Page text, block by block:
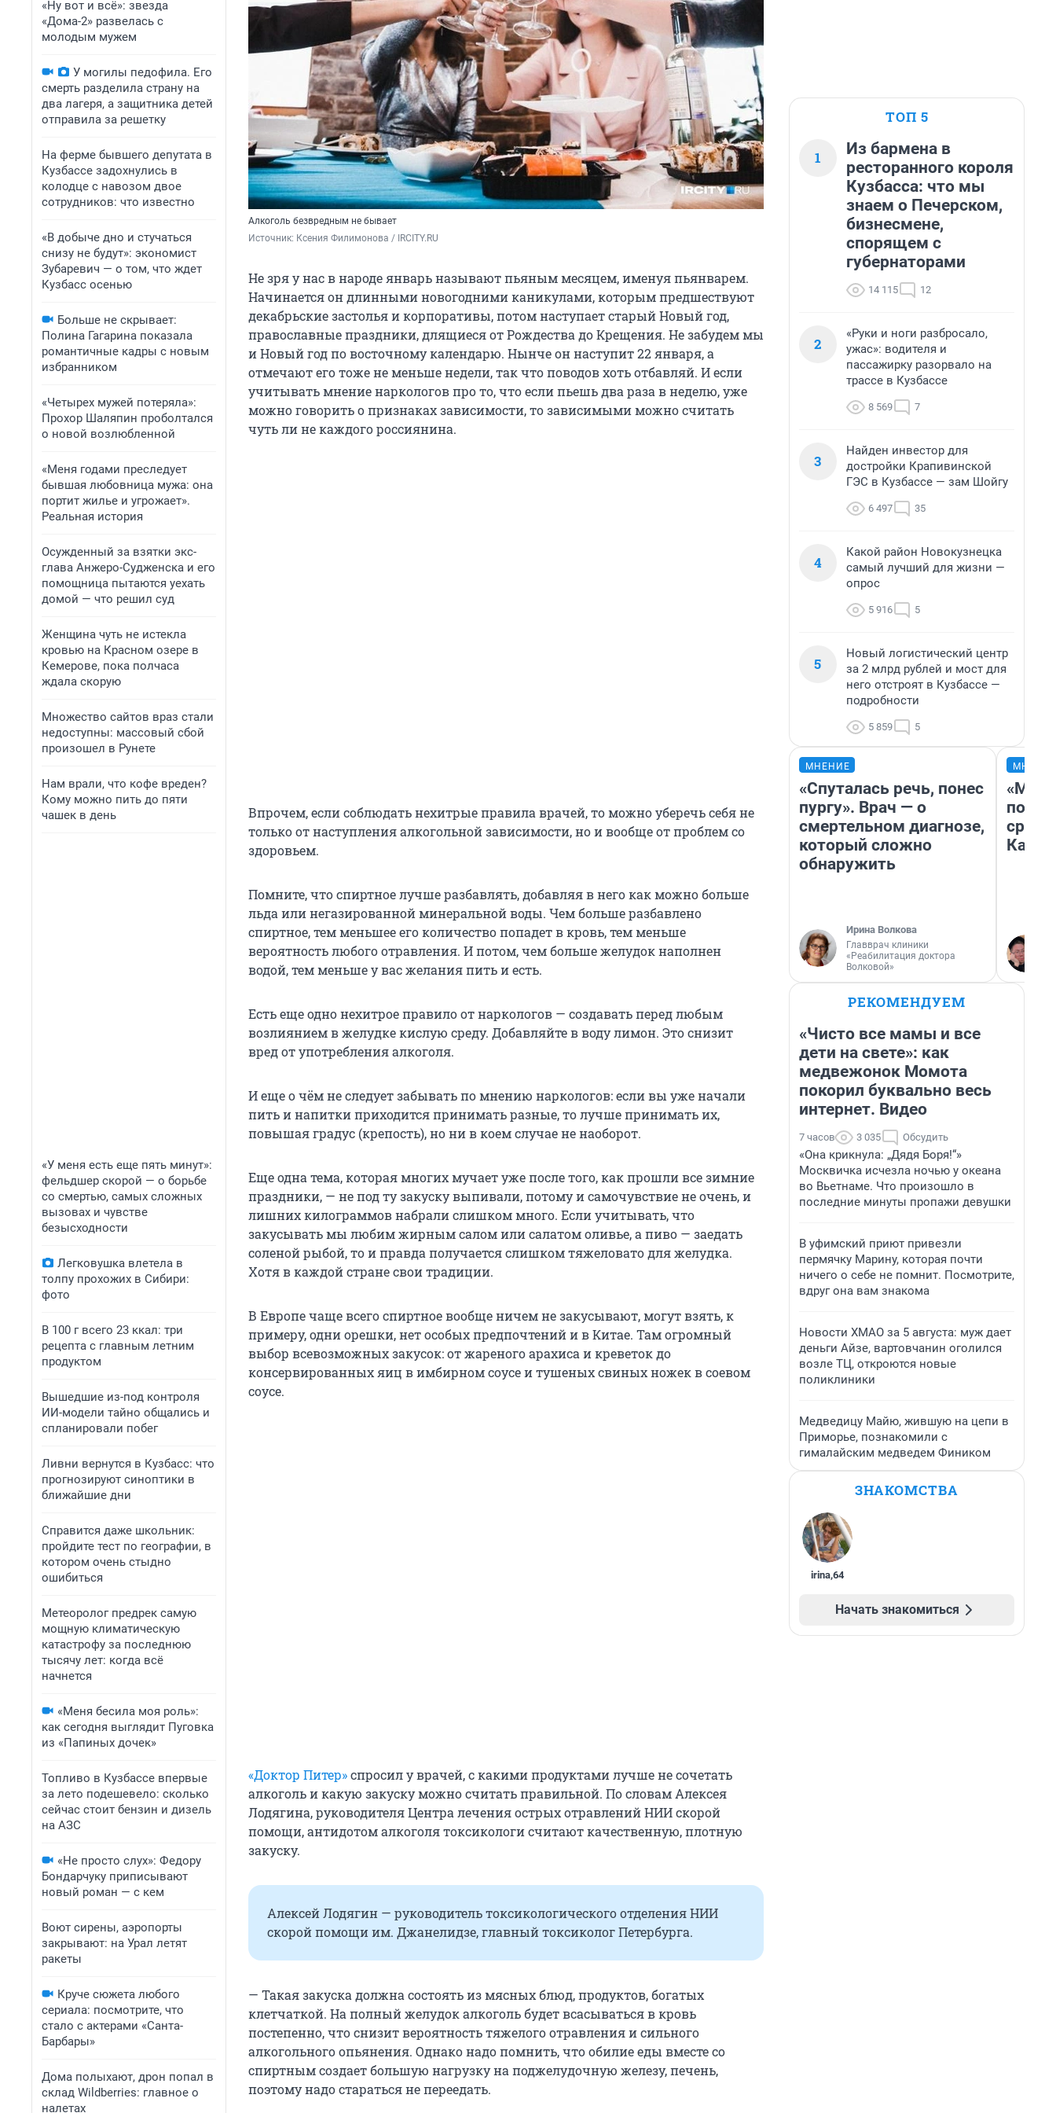
«Ну вот и всё»: звезда
«Дома-2» развелась с
молодым мужем
У могилы педофила. Его
смерть разделила страну на
два лагеря, а защитника детей
отправила за решетку
На ферме бывшего депутата в
Кузбассе задохнулись в
колодце с навозом двое
сотрудников: что известно
«В добыче дно и стучаться
снизу не будут»: экономист
Зубаревич — о том, что ждет
Кузбасс осенью
Больше не скрывает:
Полина Гагарина показала
романтичные кадры с новым
избранником
«Четырех мужей потеряла»:
Прохор Шаляпин проболтался
о новой возлюбленной
«Меня годами преследует
бывшая любовница мужа: она
портит жилье и угрожает».
Реальная история
Осужденный за взятки экс-
глава Анжеро-Судженска и его
помощница пытаются уехать
домой — что решил суд
Женщина чуть не истекла
кровью на Красном озере в
Кемерове, пока полчаса
ждала скорую
Множество сайтов враз стали
недоступны: массовый сбой
произошел в Рунете
Нам врали, что кофе вреден?
Кому можно пить до пяти
чашек в день
«У меня есть еще пять минут»:
фельдшер скорой — о борьбе
со смертью, самых сложных
вызовах и чувстве
безысходности
Легковушка влетела в
толпу прохожих в Сибири:
фото
В 100 г всего 23 ккал: три
рецепта с главным летним
продуктом
Вышедшие из-под контроля
ИИ-модели тайно общались и
спланировали побег
Ливни вернутся в Кузбасс: что
прогнозируют синоптики в
ближайшие дни
Справится даже школьник:
пройдите тест по географии, в
котором очень стыдно
ошибиться
Метеоролог предрек самую
мощную климатическую
катастрофу за последнюю
тысячу лет: когда всё
начнется
«Меня бесила моя роль»:
как сегодня выглядит Пуговка
из «Папиных дочек»
Топливо в Кузбассе впервые
за лето подешевело: сколько
сейчас стоит бензин и дизель
на АЗС
«Не просто слух»: Федору
Бондарчуку приписывают
новый роман — с кем
Воют сирены, аэропорты
закрывают: на Урал летят
ракеты
Круче сюжета любого
сериала: посмотрите, что
стало с актерами «Санта-
Барбары»
Дома полыхают, дрон попал в
склад Wildberries: главное о
налетах
Алкоголь безвредным не бывает
Источник: Ксения Филимонова / IRCITY.RU
Не зря у нас в народе январь называют пьяным месяцем, именуя пьянварем.
Начинается он длинными новогодними каникулами, которым предшествуют
декабрьские застолья и корпоративы, потом наступает старый Новый год,
православные праздники, длящиеся от Рождества до Крещения. Не забудем мы
и Новый год по восточному календарю. Нынче он наступит 22 января, а
отмечают его тоже не меньше недели, так что поводов хоть отбавляй. И если
учитывать мнение наркологов про то, что если пьешь два раза в неделю, уже
можно говорить о признаках зависимости, то зависимыми можно считать
чуть ли не каждого россиянина.
Впрочем, если соблюдать нехитрые правила врачей, то можно уберечь себя не
только от наступления алкогольной зависимости, но и вообще от проблем со
здоровьем.
Помните, что спиртное лучше разбавлять, добавляя в него как можно больше
льда или негазированной минеральной воды. Чем больше разбавлено
спиртное, тем меньшее его количество попадет в кровь, тем меньше
вероятность любого отравления. И потом, чем больше желудок наполнен
водой, тем меньше у вас желания пить и есть.
Есть еще одно нехитрое правило от наркологов — создавать перед любым
возлиянием в желудке кислую среду. Добавляйте в воду лимон. Это снизит
вред от употребления алкоголя.
И еще о чём не следует забывать по мнению наркологов: если вы уже начали
пить и напитки приходится принимать разные, то лучше принимать их,
повышая градус (крепость), но ни в коем случае не наоборот.
Еще одна тема, которая многих мучает уже после того, как прошли все зимние
праздники, — не под ту закуску выпивали, потому и самочувствие не очень, и
лишних килограммов набрали слишком много. Если учитывать, что
закусывать мы любим жирным салом или салатом оливье, а пиво — заедать
соленой рыбой, то и правда получается слишком тяжеловато для желудка.
Хотя в каждой стране свои традиции.
В Европе чаще всего спиртное вообще ничем не закусывают, могут взять, к
примеру, одни орешки, нет особых предпочтений и в Китае. Там огромный
выбор всевозможных закусок: от жареного арахиса и креветок до
консервированных яиц в имбирном соусе и тушеных свиных ножек в соевом
соусе.
«Доктор Питер»спросил у врачей, с какими продуктами лучше не сочетать
алкоголь и какую закуску можно считать правильной. По словам Алексея
Лодягина, руководителя Центра лечения острых отравлений НИИ скорой
помощи, антидотом алкоголя токсикологи считают качественную, плотную
закуску.
Алексей Лодягин — руководитель токсикологического отделения НИИ
скорой помощи им. Джанелидзе, главный токсиколог Петербурга.
— Такая закуска должна состоять из мясных блюд, продуктов, богатых
клетчаткой. На полный желудок алкоголь будет всасываться в кровь
постепенно, что снизит вероятность тяжелого отравления и сильного
алкогольного опьянения. Однако надо помнить, что обилие еды вместе со
спиртным создает большую нагрузку на поджелудочную железу, печень,
поэтому надо стараться не переедать.
ТОП 5
1
Из бармена в
ресторанного короля
Кузбасса: что мы
знаем о Печерском,
бизнесмене,
спорящем с
губернаторами
14 115 12
2
«Руки и ноги разбросало,
ужас»: водителя и
пассажирку разорвало на
трассе в Кузбассе
8 569 7
3
Найден инвестор для
достройки Крапивинской
ГЭС в Кузбассе — зам Шойгу
6 497 35
4
Какой район Новокузнецка
самый лучший для жизни —
опрос
5 916 5
5
Новый логистический центр
за 2 млрд рублей и мост для
него отстроят в Кузбассе —
подробности
5 859 5
МНЕНИЕ
«Спуталась речь, понес
пургу». Врач — о
смертельном диагнозе,
который сложно
обнаружить
Ирина Волкова
Главврач клиники
«Реабилитация доктора
Волковой»
РЕКОМЕНДУЕМ
«Чисто все мамы и все
дети на свете»: как
медвежонок Момота
покорил буквально весь
интернет. Видео
7 часов 3 035 Обсудить
«Она крикнула: „Дядя Боря!“»
Москвичка исчезла ночью у океана
во Вьетнаме. Что произошло в
последние минуты пропажи девушки
В уфимский приют привезли
пермячку Марину, которая почти
ничего о себе не помнит. Посмотрите,
вдруг она вам знакома
Новости ХМАО за 5 августа: муж дает
деньги Айзе, вартовчанин оголился
возле ТЦ, откроются новые
поликлиники
Медведицу Майю, жившую на цепи в
Приморье, познакомили с
гималайским медведем Фиником
ЗНАКОМСТВА
irina,64
Начать знакомиться